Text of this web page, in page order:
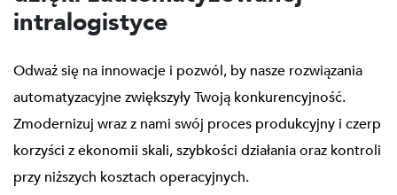
intralogistyce
Odważ się na innowacje i pozwól, by nasze rozwiązania
automatyzacyjne zwiększyły Twoją konkurencyjność.
Zmodernizuj wraz z nami swój proces produkcyjny i czerp
korzyści z ekonomii skali, szybkości działania oraz kontroli
przy niższych kosztach operacyjnych.